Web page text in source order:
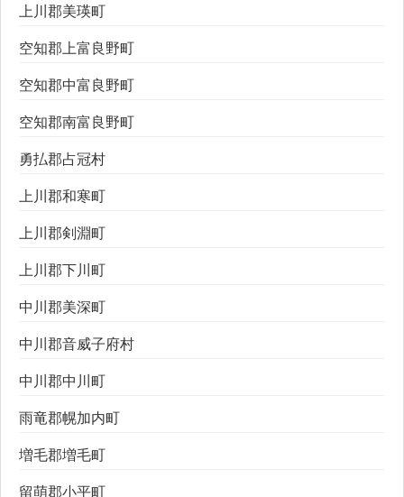
上川郡美瑛町
空知郡上富良野町
空知郡中富良野町
空知郡南富良野町
勇払郡占冠村
上川郡和寒町
上川郡剣淵町
上川郡下川町
中川郡美深町
中川郡音威子府村
中川郡中川町
雨竜郡幌加内町
増毛郡増毛町
留萌郡小平町